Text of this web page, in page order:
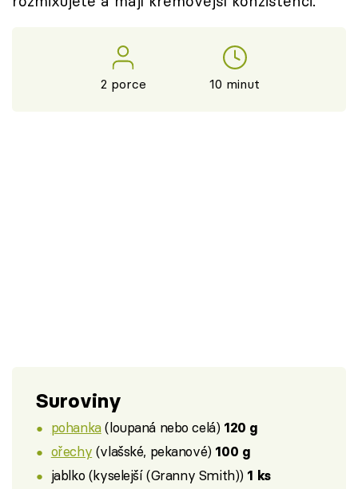
2 porce 10 minut
Suroviny
pohanka(loupaná nebo celá) 120 g
ořechy (vlašské, pekanové) 100 g
jablko (kyselejší (Granny Smith)) 1 ks